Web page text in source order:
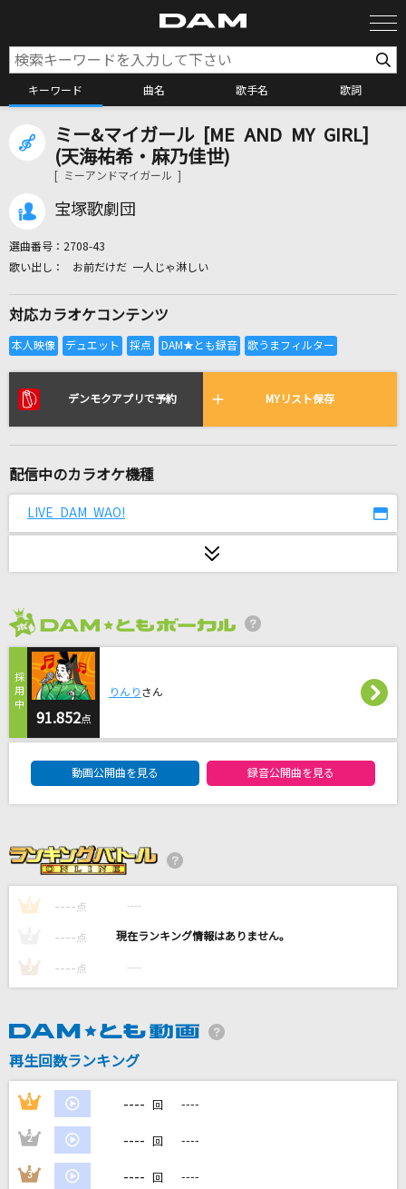
キーワード 曲名 歌手名 歌詞
カラオケ検索
カラオケリクエスト
リアルタイムで歌われている曲の一覧
[生音]それからの港町
Lemon
米津玄師
ほんまやで☆なんでやねん☆しらんけど
モナキ
Love me,Love you
フロリジナル
Mrs. GREEN APPLE
踊
Ado
東方神起
雫
やさしさで溢れるように
JUJU
ライラック
Mrs. GREEN APPLE
ミー&マイガール [ME AND MY GIRL]
(天海祐希・麻乃佳世)
[ ミーアンドマイガール ]
宝塚歌劇団
選曲番号： 2708-43
お前だけだ 一人じゃ淋しい
対応カラオケコンテンツ
デンモクアプリで予約 MYリスト保存
配信中のカラオケ機種
LIVE DAM WAO!
91.852点
りんり さん
動画公開曲を見る 録音公開曲を見る
1 ---- 点 ----
---- 点 ----
3 ---- 点 ----
再生回数ランキング
1 ---- 回 ----
2 ---- 回 ----
3 ---- 回 ----